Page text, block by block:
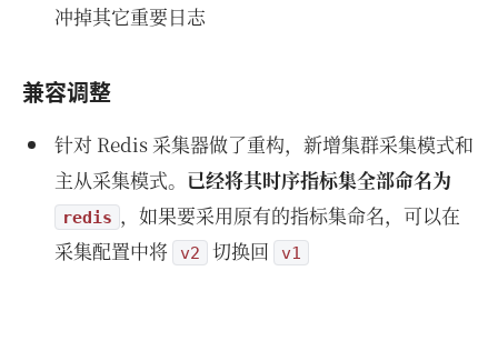
冲掉其它重要日志
兼容调整
针对 Redis 采集器做了重构，新增集群采集模式和
主从采集模式。 已经将其时序指标集全部命名为
redis ，如果要采用原有的指标集命名，可以在
采集配置中将
v2 切换回 v1